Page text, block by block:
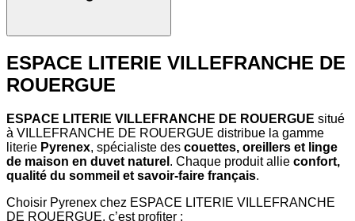
ESPACE LITERIE VILLEFRANCHE DE
ROUERGUE
ESPACE LITERIE VILLEFRANCHE DE ROUERGUE situé
à VILLEFRANCHE DE ROUERGUE distribue la gamme
literie Pyrenex, spécialiste des couettes, oreillers et linge
de maison en duvet naturel . Chaque produit allie confort,
qualité du sommeil et savoir-faire français.
Choisir Pyrenex chez ESPACE LITERIE VILLEFRANCHE
DE ROUERGUE, c’est profiter :